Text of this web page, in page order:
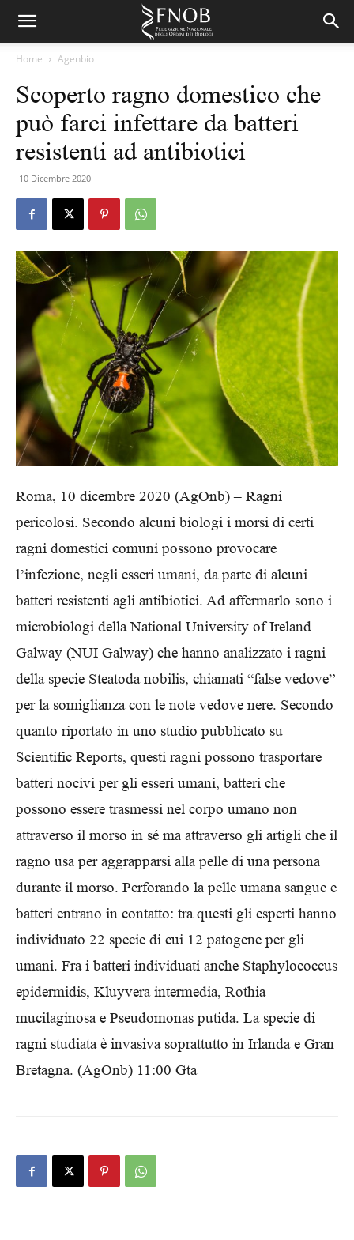
Home Agenbio
Scoperto ragno domestico che
può farci infettare da batteri
resistenti ad antibiotici
10 Dicembre 2020
Roma, 10 dicembre 2020 (AgOnb) – Ragni
pericolosi. Secondo alcuni biologi i morsi di certi
ragni domestici comuni possono provocare
l’infezione, negli esseri umani, da parte di alcuni
batteri resistenti agli antibiotici. Ad affermarlo sono i
microbiologi della National University of Ireland
Galway (NUI Galway) che hanno analizzato i ragni
della specie Steatoda nobilis, chiamati “false vedove”
per la somiglianza con le note vedove nere. Secondo
quanto riportato in uno studio pubblicato su
Scientific Reports, questi ragni possono trasportare
batteri nocivi per gli esseri umani, batteri che
possono essere trasmessi nel corpo umano non
attraverso il morso in sé ma attraverso gli artigli che il
ragno usa per aggrapparsi alla pelle di una persona
durante il morso. Perforando la pelle umana sangue e
batteri entrano in contatto: tra questi gli esperti hanno
individuato 22 specie di cui 12 patogene per gli
umani. Fra i batteri individuati anche Staphylococcus
epidermidis, Kluyvera intermedia, Rothia
mucilaginosa e Pseudomonas putida. La specie di
ragni studiata è invasiva soprattutto in Irlanda e Gran
Bretagna. (AgOnb) 11:00 Gta